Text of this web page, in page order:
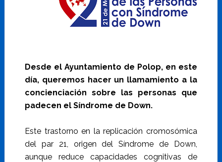
Desde el Ayuntamiento de Polop, en este
día, queremos hacer un llamamiento a la
concienciación sobre las personas que
padecen el Síndrome de Down.
Este trastorno en la replicación cromosómica
del par 21, origen del Síndrome de Down,
aunque reduce capacidades cognitivas de